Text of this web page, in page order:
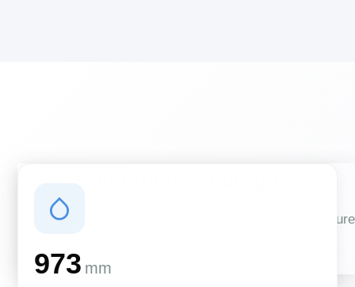
Des conditions qui influencent vos travaux de couverture
973 mm